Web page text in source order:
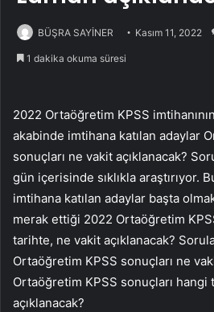
BÜŞRA SAYİNER Kasım 11, 2022
1 dakika okuma süresi
2022 Ortaöğretim KPSS
akabinde imtihana katılan adaylar
sonuçları ne vakit açıklanacak?
gün içerisinde sıklıkla araştırıyor.
imtihana katılan adaylar başta
merak ettiği 2022 Ortaöğretim
tarihte, ne vakit açıklanacak?
Ortaöğretim KPSS sonuçları ne
Ortaöğretim KPSS sonuçları
açıklanacak?